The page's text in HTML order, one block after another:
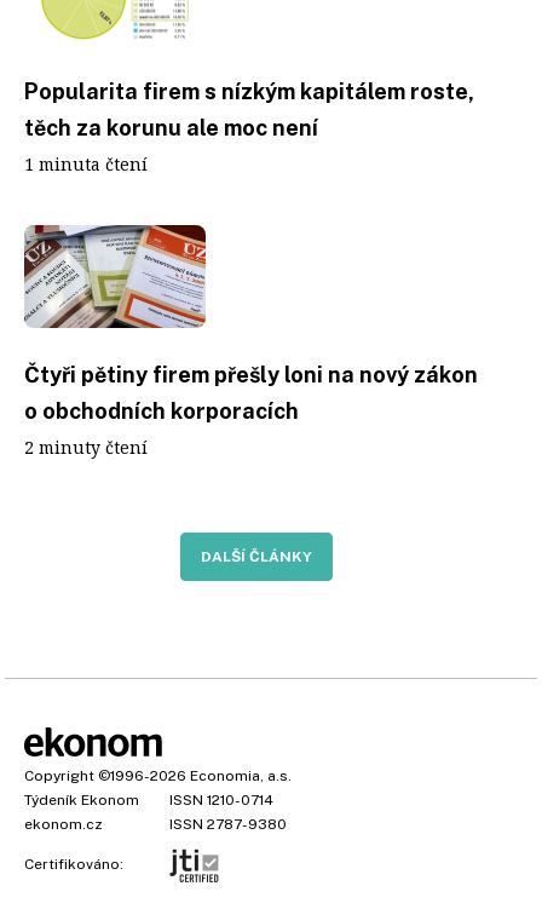
Popularita firem s nízkým kapitálem roste,
těch za korunu ale moc není
1 minuta čtení
Čtyři pětiny firem přešly loni na nový zákon
o obchodních korporacích
2 minuty čtení
DALŠÍ ČLÁNKY
Copyright ©1996-2026 Economia, a.s.
Týdeník Ekonom
ISSN 1210-0714
ekonom.cz
ISSN 2787-9380
Certifikováno: